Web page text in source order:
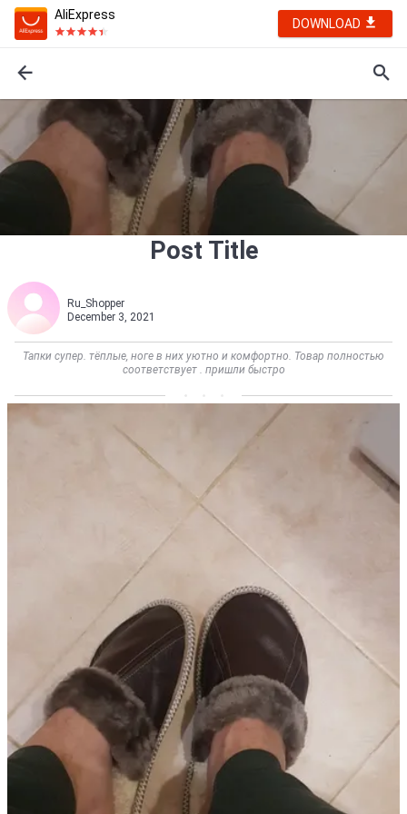
AliExpress
DOWNLOAD
Post Title
Ru_Shopper
December 3, 2021
Тапки супер. тёплые, ноге в них уютно и комфортно. Товар полностью
соответствует . пришли быстро            